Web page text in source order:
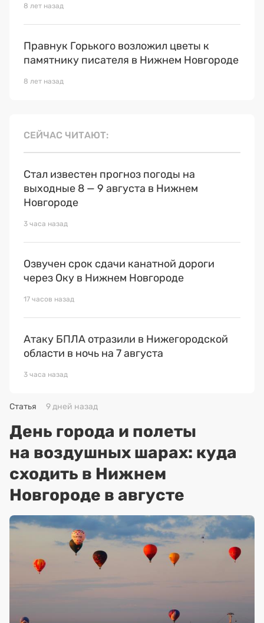
8 лет назад
Правнук Горького возложил цветы к
памятнику писателя в Нижнем Новгороде
8 лет назад
СЕЙЧАС ЧИТАЮТ
Стал известен прогноз погоды на
выходные 8 — 9 августа в Нижнем
Новгороде
3 часа назад
Озвучен срок сдачи канатной дороги
через Оку в Нижнем Новгороде
17 часов назад
Атаку БПЛА отразили в Нижегородской
области в ночь на 7 августа
3 часа назад
Статья 9 дней назад
День города и полеты
на воздушных шарах: куда
сходить в Нижнем
Новгороде в августе